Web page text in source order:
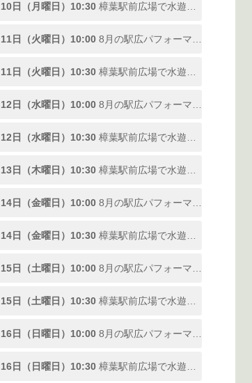
10日（月曜日）10:30 樟葉駅前広場で水遊び！「ドンピシャ！ふんすい広場」熱い夏を楽しむ噴水スポットが登場、参加型の水合戦も開催！8/1〜9/3
11日（火曜日）10:00 8月の駅広パフォーマンス
11日（火曜日）10:30 樟葉駅前広場で水遊び！「ドンピシャ！ふんすい広場」熱い夏を楽しむ噴水スポットが登場、参加型の水合戦も開催！8/1〜9/3
12日（水曜日）10:00 8月の駅広パフォーマンス
12日（水曜日）10:30 樟葉駅前広場で水遊び！「ドンピシャ！ふんすい広場」熱い夏を楽しむ噴水スポットが登場、参加型の水合戦も開催！8/1〜9/3
13日（木曜日）10:30 樟葉駅前広場で水遊び！「ドンピシャ！ふんすい広場」熱い夏を楽しむ噴水スポットが登場、参加型の水合戦も開催！8/1〜9/3
14日（金曜日）10:00 8月の駅広パフォーマンス
14日（金曜日）10:30 樟葉駅前広場で水遊び！「ドンピシャ！ふんすい広場」熱い夏を楽しむ噴水スポットが登場、参加型の水合戦も開催！8/1〜9/3
15日（土曜日）10:00 8月の駅広パフォーマンス
15日（土曜日）10:30 樟葉駅前広場で水遊び！「ドンピシャ！ふんすい広場」熱い夏を楽しむ噴水スポットが登場、参加型の水合戦も開催！8/1〜9/3
16日（日曜日）10:00 8月の駅広パフォーマンス
16日（日曜日）10:30 樟葉駅前広場で水遊び！「ドンピシャ！ふんすい広場」熱い夏を楽しむ噴水スポットが登場、参加型の水合戦も開催！8/1〜9/3